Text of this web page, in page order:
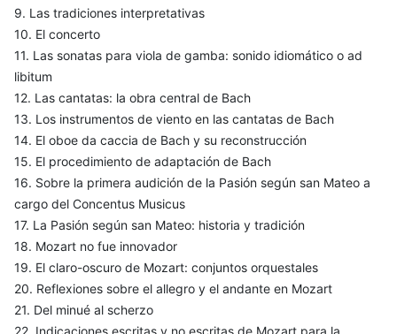
9. Las tradiciones interpretativas
10. El concerto
11. Las sonatas para viola de gamba: sonido idiomático o ad
libitum
12. Las cantatas: la obra central de Bach
13. Los instrumentos de viento en las cantatas de Bach
14. El oboe da caccia de Bach y su reconstrucción
15. El procedimiento de adaptación de Bach
16. Sobre la primera audición de la Pasión según san Mateo a
cargo del Concentus Musicus
17. La Pasión según san Mateo: historia y tradición
18. Mozart no fue innovador
19. El claro-oscuro de Mozart: conjuntos orquestales
20. Reflexiones sobre el allegro y el andante en Mozart
21. Del minué al scherzo
22. Indicaciones escritas y no escritas de Mozart para la